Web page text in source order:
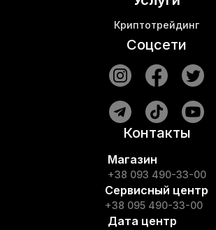
Криптотрейдинг
Соцсети
Контакты
Магазин
+38 093 490-33-00
Сервисный центр
+38 095 490-33-00
Дата центр